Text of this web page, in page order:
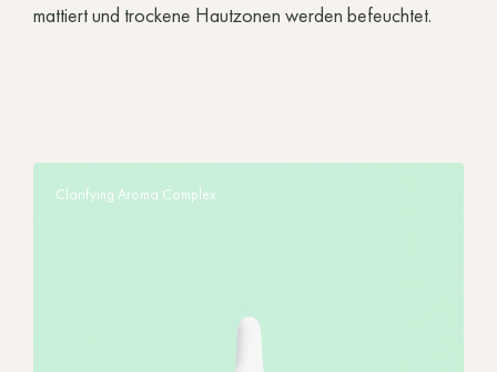
mattiert und trockene Hautzonen werden befeuchtet.
Clarifying Aroma Complex